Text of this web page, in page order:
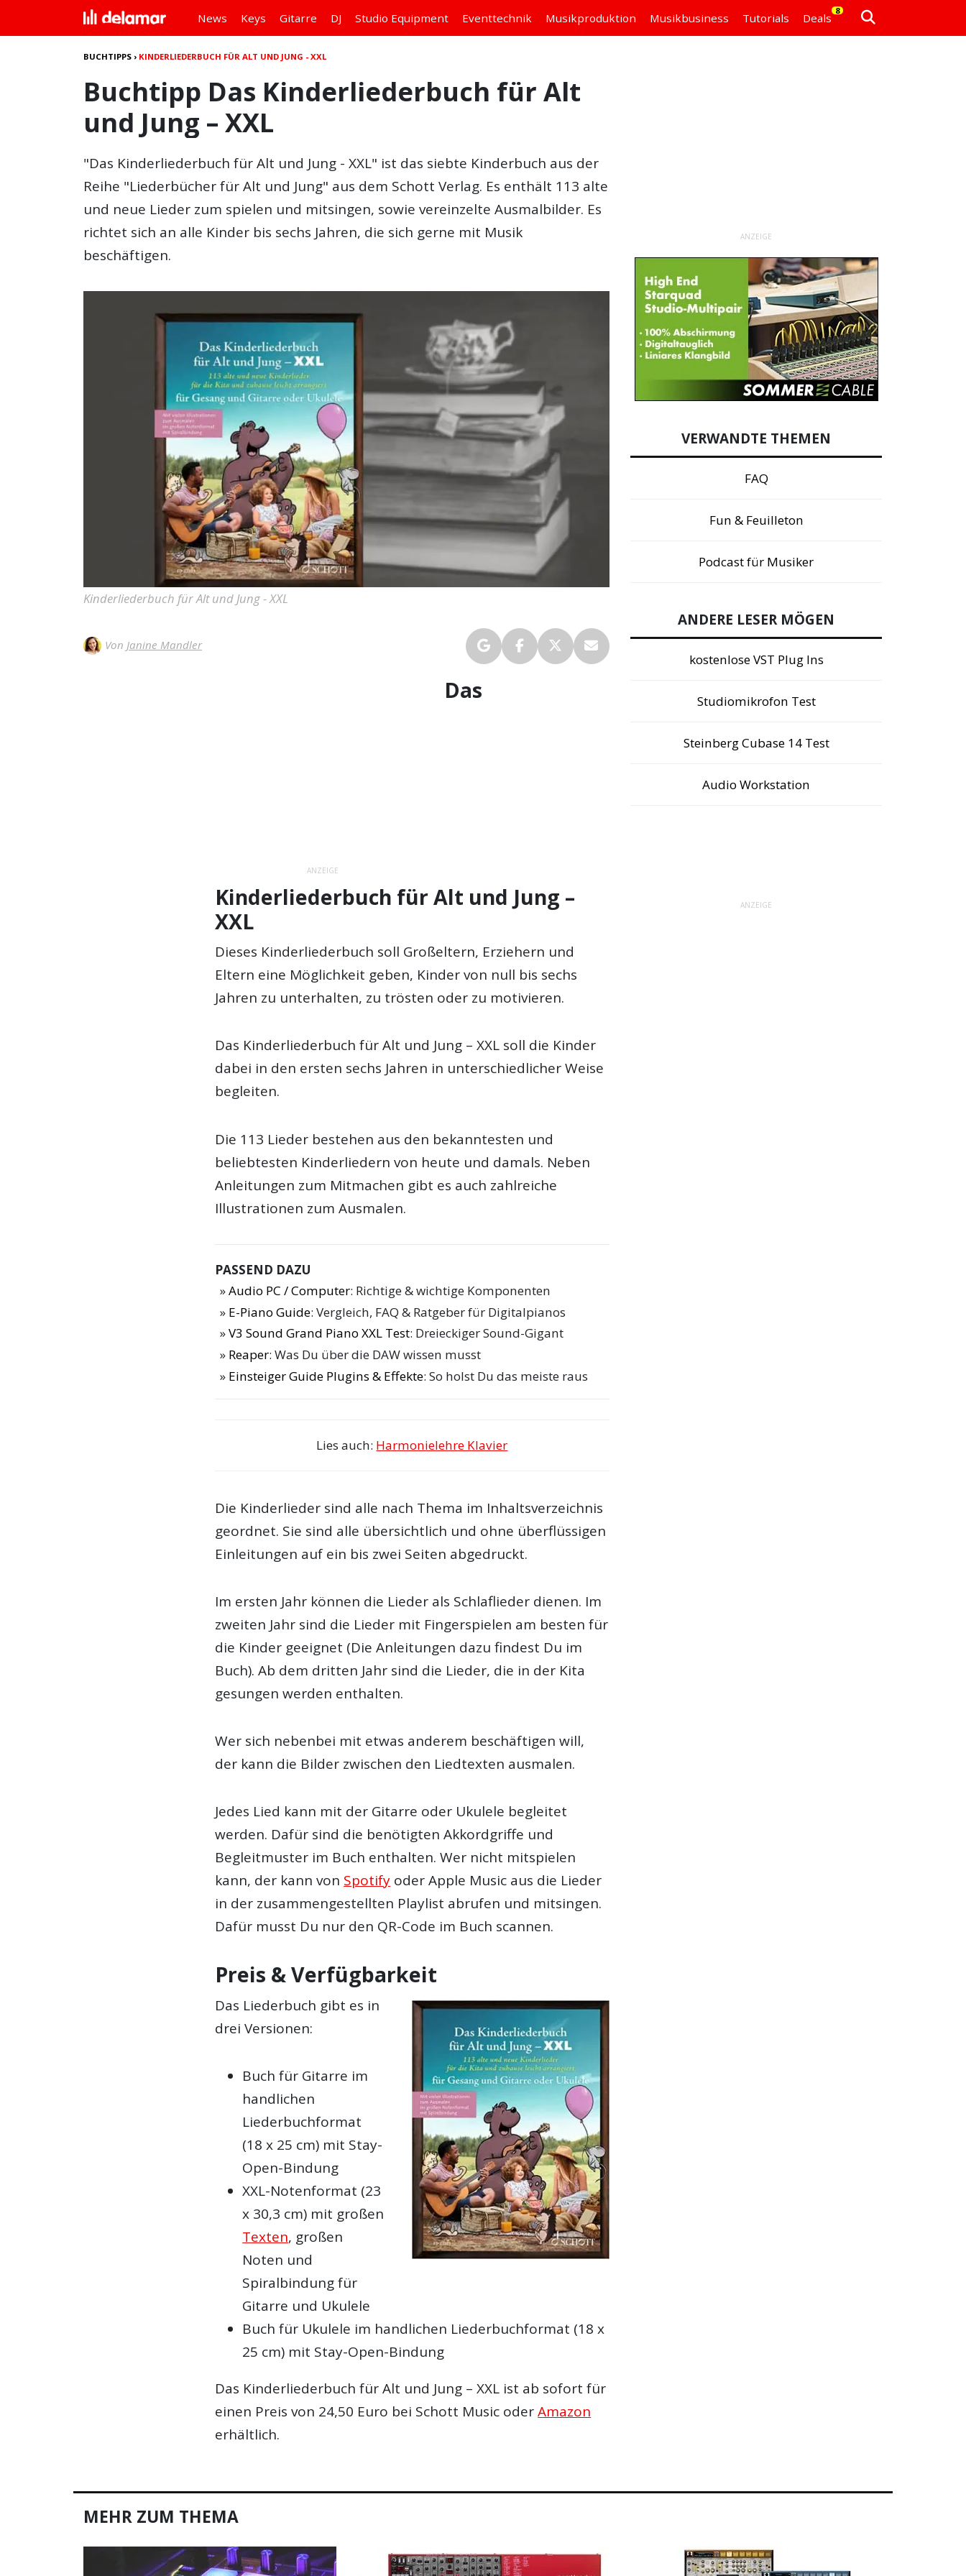
News Keys Gitarre DJ Studio Equipment Eventtechnik Musikproduktion Musikbusiness Tutorials Deals
8
BUCHTIPPS › KINDERLIEDERBUCH FÜR ALT UND JUNG - XXL
Buchtipp Das Kinderliederbuch für Alt
und Jung – XXL
"Das Kinderliederbuch für Alt und Jung - XXL" ist das siebte Kinderbuch aus der
Reihe "Liederbücher für Alt und Jung" aus dem Schott Verlag. Es enthält 113 alte
und neue Lieder zum spielen und mitsingen, sowie vereinzelte Ausmalbilder. Es
richtet sich an alle Kinder bis sechs Jahren, die sich gerne mit Musik
beschäftigen.
Kinderliederbuch für Alt und Jung - XXL
Von Janine Mandler
ANZEIGE
Das
Kinderliederbuch für Alt und Jung –
XXL
Dieses Kinderliederbuch soll Großeltern, Erziehern und
Eltern eine Möglichkeit geben, Kinder von null bis sechs
Jahren zu unterhalten, zu trösten oder zu motivieren.
Das Kinderliederbuch für Alt und Jung – XXL soll die Kinder
dabei in den ersten sechs Jahren in unterschiedlicher Weise
begleiten.
Die 113 Lieder bestehen aus den bekanntesten und
beliebtesten Kinderliedern von heute und damals. Neben
Anleitungen zum Mitmachen gibt es auch zahlreiche
Illustrationen zum Ausmalen.
PASSEND DAZU
Audio PC / Computer: Richtige & wichtige Komponenten
E-Piano Guide: Vergleich, FAQ & Ratgeber für Digitalpianos
V3 Sound Grand Piano XXL Test: Dreieckiger Sound-Gigant
Reaper: Was Du über die DAW wissen musst
Einsteiger Guide Plugins & Effekte: So holst Du das meiste raus
Lies auch: Harmonielehre Klavier
Die Kinderlieder sind alle nach Thema im Inhaltsverzeichnis
geordnet. Sie sind alle übersichtlich und ohne überflüssigen
Einleitungen auf ein bis zwei Seiten abgedruckt.
Im ersten Jahr können die Lieder als Schlaflieder dienen. Im
zweiten Jahr sind die Lieder mit Fingerspielen am besten für
die Kinder geeignet (Die Anleitungen dazu findest Du im
Buch). Ab dem dritten Jahr sind die Lieder, die in der Kita
gesungen werden enthalten.
Wer sich nebenbei mit etwas anderem beschäftigen will,
der kann die Bilder zwischen den Liedtexten ausmalen.
Jedes Lied kann mit der Gitarre oder Ukulele begleitet
werden. Dafür sind die benötigten Akkordgriffe und
Begleitmuster im Buch enthalten. Wer nicht mitspielen
kann, der kann von Spotify oder Apple Music aus die Lieder
in der zusammengestellten Playlist abrufen und mitsingen.
Dafür musst Du nur den QR-Code im Buch scannen.
Preis & Verfügbarkeit
Das Liederbuch gibt es in
drei Versionen:
Buch für Gitarre im
handlichen
Liederbuchformat
(18 x 25 cm) mit Stay-
Open-Bindung
XXL-Notenformat (23
x 30,3 cm) mit großen
Texten, großen
Noten und
Spiralbindung für
Gitarre und Ukulele
Buch für Ukulele im handlichen Liederbuchformat (18 x
25 cm) mit Stay-Open-Bindung
Das Kinderliederbuch für Alt und Jung – XXL ist ab sofort für
einen Preis von 24,50 Euro bei Schott Music oderAmazon
erhältlich.
ANZEIGE
VERWANDTE THEMEN
FAQ
Fun & Feuilleton
Podcast für Musiker
ANDERE LESER MÖGEN
kostenlose VST Plug Ins
Studiomikrofon Test
Steinberg Cubase 14 Test
Audio Workstation
ANZEIGE
MEHR ZUM THEMA